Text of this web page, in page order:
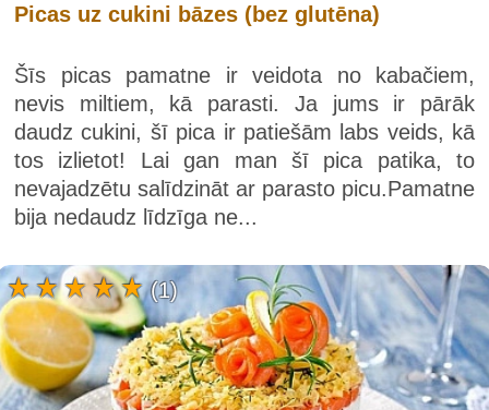
Picas uz cukini bāzes (bez glutēna)
Šīs picas pamatne ir veidota no kabačiem,
nevis miltiem, kā parasti. Ja jums ir pārāk
daudz cukini, šī pica ir patiešām labs veids, kā
tos izlietot! Lai gan man šī pica patika, to
nevajadzētu salīdzināt ar parasto picu.Pamatne
bija nedaudz līdzīga ne...
(1)